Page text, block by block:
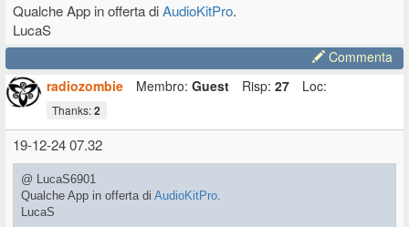
Qualche App in offerta diAudioKitPro.
LucaS
Commenta
radiozombie
Membro: Guest Risp: 27 Loc:
Thanks:2
19-12-24 07.32
@ LucaS6901
Qualche App in offerta di AudioKitPro.
LucaS